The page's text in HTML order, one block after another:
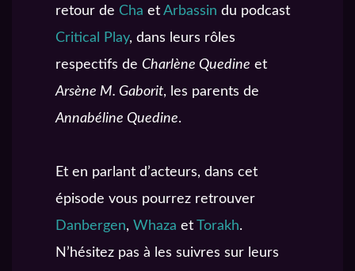
retour de Cha et Arbassin du podcast
Critical Play, dans leurs rôles
respectifs de Charlène Quedine et
Arsène M. Gaborit, les parents de
Annabéline Quedine.
Et en parlant d’acteurs, dans cet
épisode vous pourrez retrouver
Danbergen, Whaza et Torakh.
N’hésitez pas à les suivres sur leurs